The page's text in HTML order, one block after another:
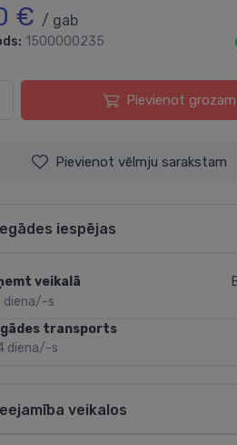
€ / gab
1500000235
Pievienot grozam
Pievienot vēlmju sarakstam
iespējas
veikalā
diena/-s
transports
diena/-s
veikalos